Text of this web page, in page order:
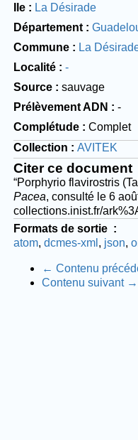
Ile
La Désirade
Département
Commune
La
Localité
-
Source
sauvage
Prélèvement ADN
-
Complétude
Complet
Collection
AVITEK
Citer ce document
“Porphyrio flavirostris
Pacea, consulté le 6
collections.inist.fr/
Formats de sortie
atom dcmes-xml json
← Contenu
Contenu suivant →